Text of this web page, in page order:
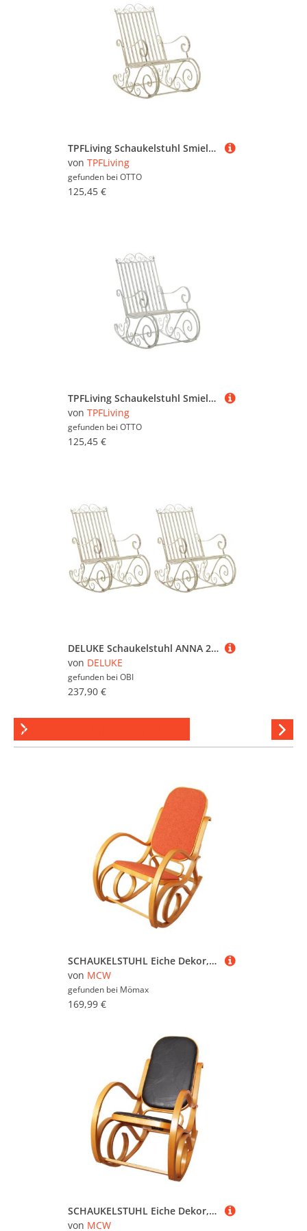
TPFLiving Schaukelstuhl Smiela (Schwingstuhl - Relaxstuhl - Lehnstuhl), Gestell: Eisen lackiert - Sitzfläche: Eisen Antik-Creme
von TPFLiving
gefunden bei OTTO
125,45 €
TPFLiving Schaukelstuhl Smiela (Schwingstuhl - Relaxstuhl - Lehnstuhl), Gestell: Eisen lackiert - Sitzfläche: Eisen Antik-Weiß
von TPFLiving
gefunden bei OTTO
125,45 €
DELUKE Schaukelstuhl ANNA 2er Set Antik Outdoor 56x90x94cm Metall Antik-Creme Gartenstuhl Liegestuhl Relaxstuhl Garten Terrasse
von DELUKE
gefunden bei OBI
237,90 €
Schaukelstühle aus Holz
SCHAUKELSTUHL Eiche Dekor, Orange
von MCW
gefunden bei Mömax
169,99 €
SCHAUKELSTUHL Eiche Dekor, Schwarz
von MCW